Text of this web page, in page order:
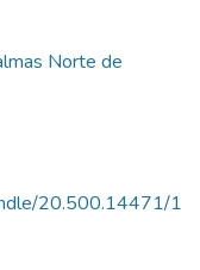
Norte de
20.500.14471/1